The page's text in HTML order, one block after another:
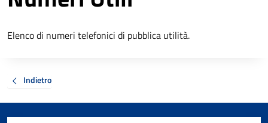
Elenco di numeri telefonici di pubblica utilità.
Indietro